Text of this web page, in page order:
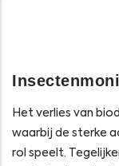
Het verlies van
waarbij de sterke
rol speelt.